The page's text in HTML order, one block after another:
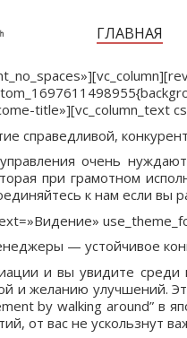
ГЛАВНАЯ
title»][vc_column_text
справедливой,
очень
при грамотном
к нам если вы
— устойчивое
и вы увидите
и желанию улучшений.
by walking around” в
от вас не ускользнут